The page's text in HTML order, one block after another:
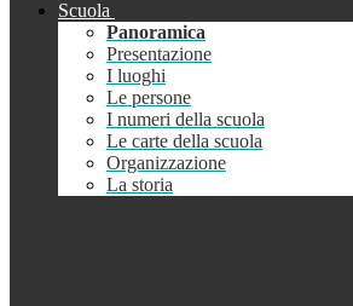
Scuola
Panoramica
Presentazione
I luoghi
Le persone
I numeri della scuola
Le carte della scuola
Organizzazione
La storia